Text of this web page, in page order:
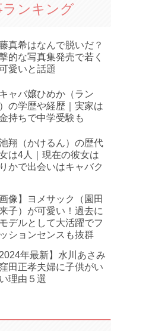
ランキング
真希はなんで脱いだ？
的な写真集発売で若く
愛いと話題
ャバ嬢ひめか（ラン
の学歴や経歴｜実家は
持ちで中学受験も
翔（かけるん）の歴代
は4人｜現在の彼女は
かで出会いはキャバク
画像】ヨメサック（園田
子）が可愛い！過去に
デルとして大活躍でフ
ションセンスも抜群
2024年最新】水川あさみ
田正孝夫婦に子供がい
理由５選